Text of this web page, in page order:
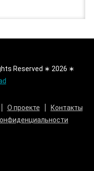
Reserved ∗ 2026 ∗
О проекте
Контакты